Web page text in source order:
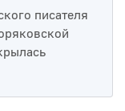
писателя